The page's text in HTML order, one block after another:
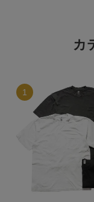
カ